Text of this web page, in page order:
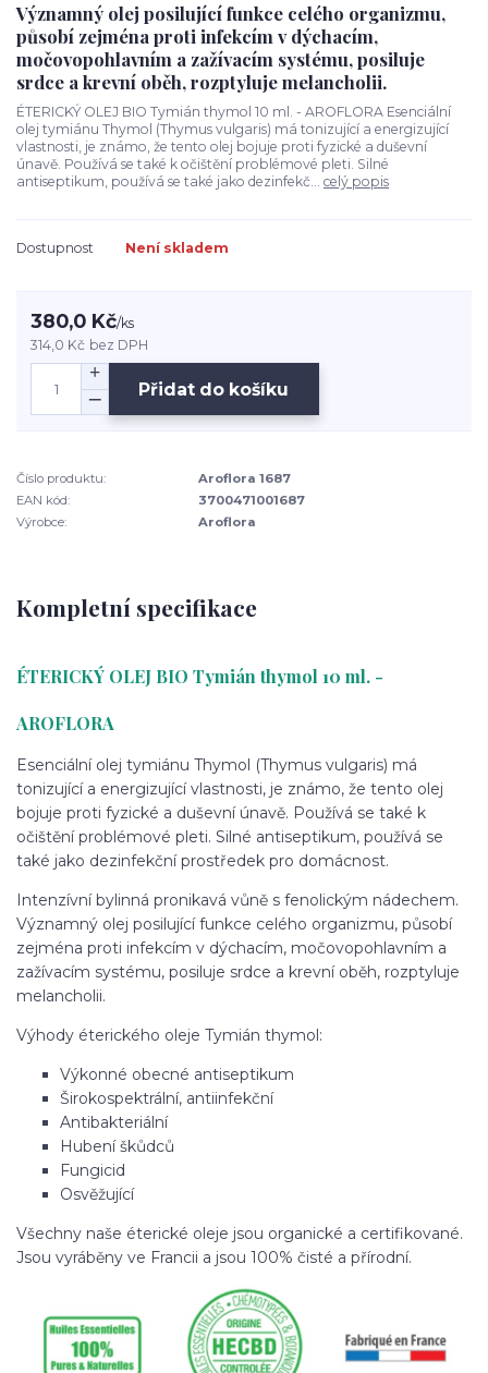
Významný olej posilující funkce celého organizmu,
působí zejména proti infekcím v dýchacím,
močovopohlavním a zažívacím systému, posiluje
srdce a krevní oběh, rozptyluje melancholii.
ÉTERICKÝ OLEJ BIO Tymián thymol 10 ml. - AROFLORA Esenciální
olej tymiánu Thymol (Thymus vulgaris) má tonizující a energizující
vlastnosti, je známo, že tento olej bojuje proti fyzické a duševní
únavě. Používá se také k očištění problémové pleti. Silné
antiseptikum, používá se také jako dezinfekč... celý popis
Dostupnost Není skladem
380,0 Kč/ks
314,0 Kč bez DPH
Přidat do košíku
Číslo produktu:
Aroflora 1687
EAN kód:
3700471001687
Výrobce:
Aroflora
Kompletní specifikace
ÉTERICKÝ OLEJ BIO Tymián thymol 10 ml. -
AROFLORA
Esenciální olej tymiánu Thymol (Thymus vulgaris) má
tonizující a energizující vlastnosti, je známo, že tento olej
bojuje proti fyzické a duševní únavě. Používá se také k
očištění problémové pleti. Silné antiseptikum, používá se
také jako dezinfekční prostředek pro domácnost.
Intenzívní bylinná pronikavá vůně s fenolickým nádechem.
Významný olej posilující funkce celého organizmu, působí
zejména proti infekcím v dýchacím, močovopohlavním a
zažívacím systému, posiluje srdce a krevní oběh, rozptyluje
melancholii.
Výhody éterického oleje Tymián thymol:
Výkonné obecné antiseptikum
Širokospektrální, antiinfekční
Antibakteriální
Hubení škůdců
Fungicid
Osvěžující
Všechny naše éterické oleje jsou organické a certifikované.
Jsou vyráběny ve Francii a jsou 100% čisté a přírodní.